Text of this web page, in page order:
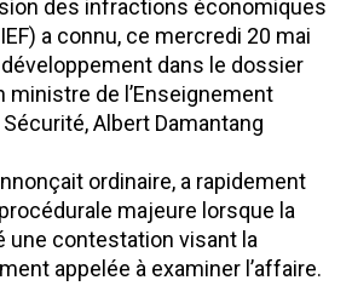
des infractions économiques
a connu, ce mercredi 20 mai
dans le dossier
ministre de l’Enseignement
Albert Damantang
ordinaire, a rapidement
majeure lorsque la
une contestation visant la
appelée à examiner l’affaire.